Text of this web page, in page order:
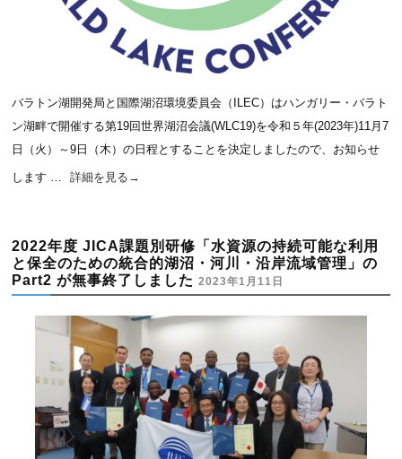
バラトン湖開発局と国際湖沼環境委員会（ILEC）はハンガリー・バラト
ン湖畔で開催する第19回世界湖沼会議(WLC19)を令和５年(2023年)11月7
日（火）～9日（木）の日程とすることを決定しましたので、お知らせ
します … 詳細を見る →
2022年度 JICA課題別研修「水資源の持続可能な利用
と保全のための統合的湖沼・河川・沿岸流域管理」の
Part2 が無事終了しました 2023年1月11日